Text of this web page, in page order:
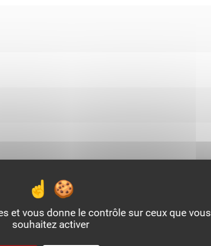
et vous donne le contrôle sur ceux que vous
souhaitez activer